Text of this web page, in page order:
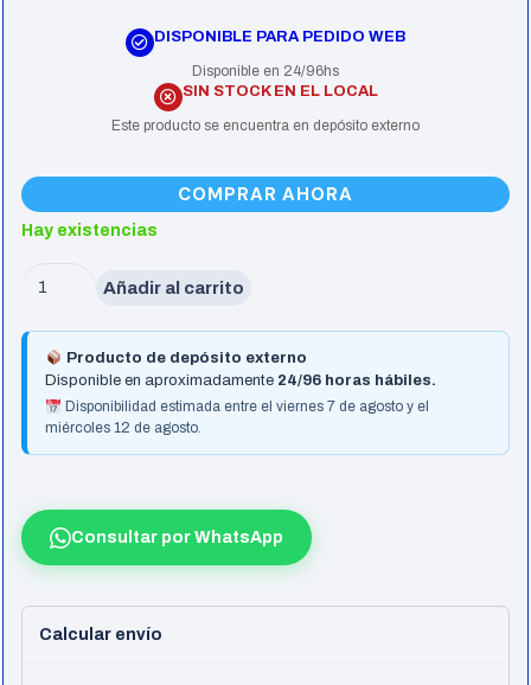
DISPONIBLE PARA PEDIDO WEB
Disponible en 24/96hs
SIN STOCK EN EL LOCAL
Este producto se encuentra en depósito externo
COMPRAR AHORA
Hay existencias
Gabinete
The
Tower
600
Black
Añadir al carrito
Producto de depósito externo
Disponible en aproximadamente 24/96 horas hábiles.
Disponibilidad estimada entre el viernes 7 de agosto y el
miércoles 12 de agosto.
Consultar por WhatsApp
Calcular envío